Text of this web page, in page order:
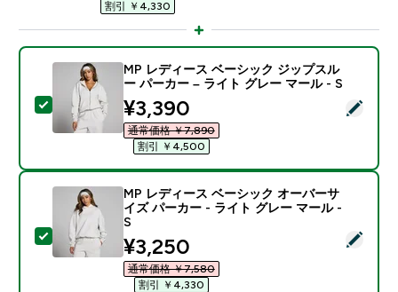
割引 ￥4,330‎
この商品を選択 - MP レディース ベーシック ジップ
MP レディース ベーシック ジップスル
ー パーカー – ライト グレー マール - S
discounted price
¥3,390‎
通常価格 ￥7,890‎
割引 ￥4,500‎
この商品を選択 - MP レディース ベーシック オーバ
MP レディース ベーシック オーバーサ
イズ パーカー - ライト グレー マール -
S
discounted price
¥3,250‎
通常価格 ￥7,580‎
割引 ￥4,330‎